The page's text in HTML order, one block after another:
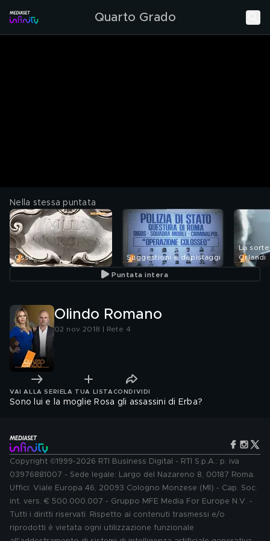
Quarto Grado
Nella stessa puntata
Ossa Suggestioni e depistaggi
La
Orlandi
Puntata intera
Olindo Romano
02 nov 2018 | Rete 4
VAI ALLA SERIE LA TUA LISTA CONDIVIDI
Sono lui e la moglie Rosa gli assassini di Erba?
Copyright ©1999-2026 RTI Business Digital - RTI S.p.A.: p. iva
03976881007 - Sede legale: Largo del Nazareno 8, 00187 Roma.
Uffici: Viale Europa 46, 20093 Cologno Monzese (MI) - Cap. Soc.
int. vers. € 500.000.007 - Gruppo MFE Media For Europe N.V. -
Tutti i diritti riservati. Rispetto ai contenuti trasmessi e/o
riprodotti è vietata ogni utilizzazione funzionale